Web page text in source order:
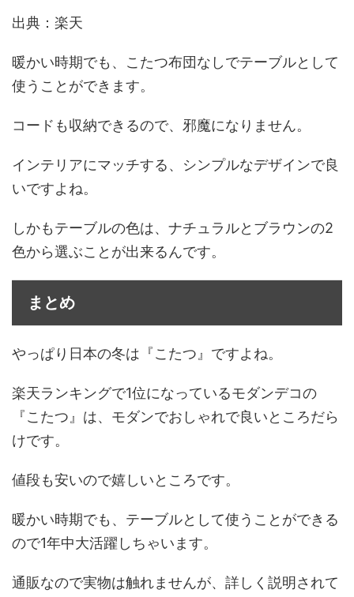
出典：楽天
暖かい時期でも、こたつ布団なしでテーブルとして
使うことができます。
コードも収納できるので、邪魔になりません。
インテリアにマッチする、シンプルなデザインで良
いですよね。
しかもテーブルの色は、ナチュラルとブラウンの2
色から選ぶことが出来るんです。
まとめ
やっぱり日本の冬は『こたつ』ですよね。
楽天ランキングで1位になっているモダンデコの
『こたつ』は、モダンでおしゃれで良いところだら
けです。
値段も安いので嬉しいところです。
暖かい時期でも、テーブルとして使うことができる
ので1年中大活躍しちゃいます。
通販なので実物は触れませんが、詳しく説明されて